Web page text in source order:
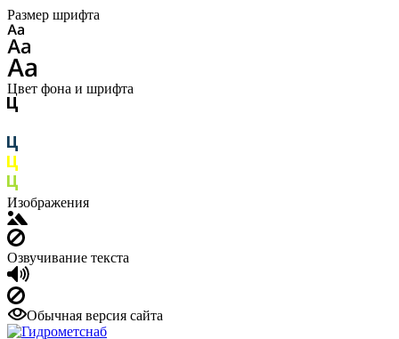
Размер шрифта
Цвет фона и шрифта
Изображения
Озвучивание текста
Обычная версия сайта